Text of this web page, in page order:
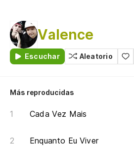
Valence
Escuchar Aleatorio
Más reproducidas
Cada Vez Mais
Enquanto Eu Viver